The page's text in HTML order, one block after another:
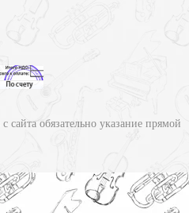
сайта обязательно указание прямой